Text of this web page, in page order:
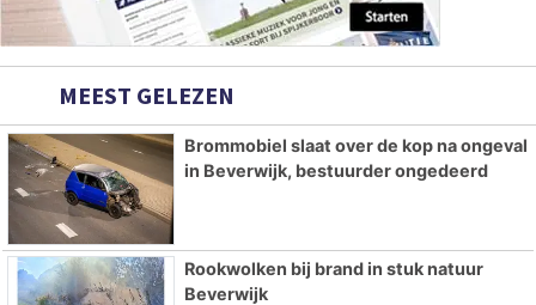
MEEST GELEZEN
Brommobiel slaat over de kop na ongeval
in Beverwijk, bestuurder ongedeerd
Rookwolken bij brand in stuk natuur
Beverwijk